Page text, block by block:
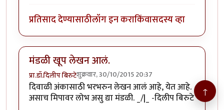
प्रतिसाद देण्यासाठीलॉग इन कराकिंवासदस्य व्हा
मंडळी खूप लेखन आलं.
प्रा.डॉ.दिलीप बिरुटेशुक्रवार, 30/10/2015 20:37
दिवाळी अंकासाठी भरभरुन लेखन आलं आहे, येत आहे.
असाच मिपावर लोभ असु द्या मंडळी. _/|_ -दिलीप बिरुटे
↑